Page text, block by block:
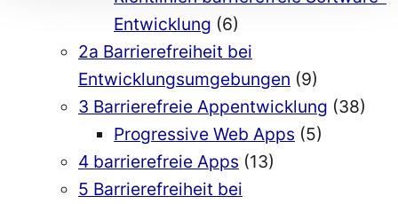
Entwicklung (6)
2a Barrierefreiheit bei
Entwicklungsumgebungen (9)
3 Barrierefreie Appentwicklung (38)
Progressive Web Apps (5)
4 barrierefreie Apps (13)
5 Barrierefreiheit bei